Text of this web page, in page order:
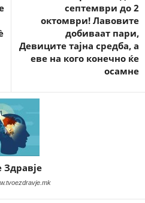
септември до 2
октомври! Лавовите
добиваат пари,
Девиците тајна средба, а
еве на кого конечно ќе
осамне
Здравје